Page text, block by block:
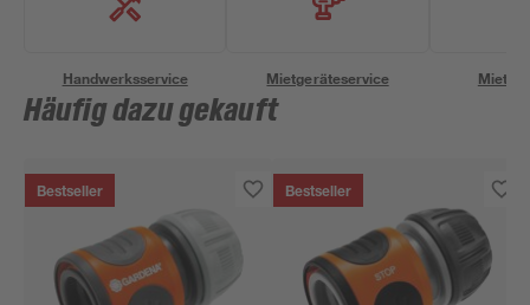
Handwerksservice Mietgeräteservice
Häufig dazu gekauft
Bestseller Bestseller